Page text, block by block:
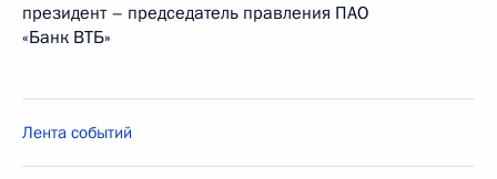
президент – председатель правления ПАО
«Банк ВТБ»
Лента событий